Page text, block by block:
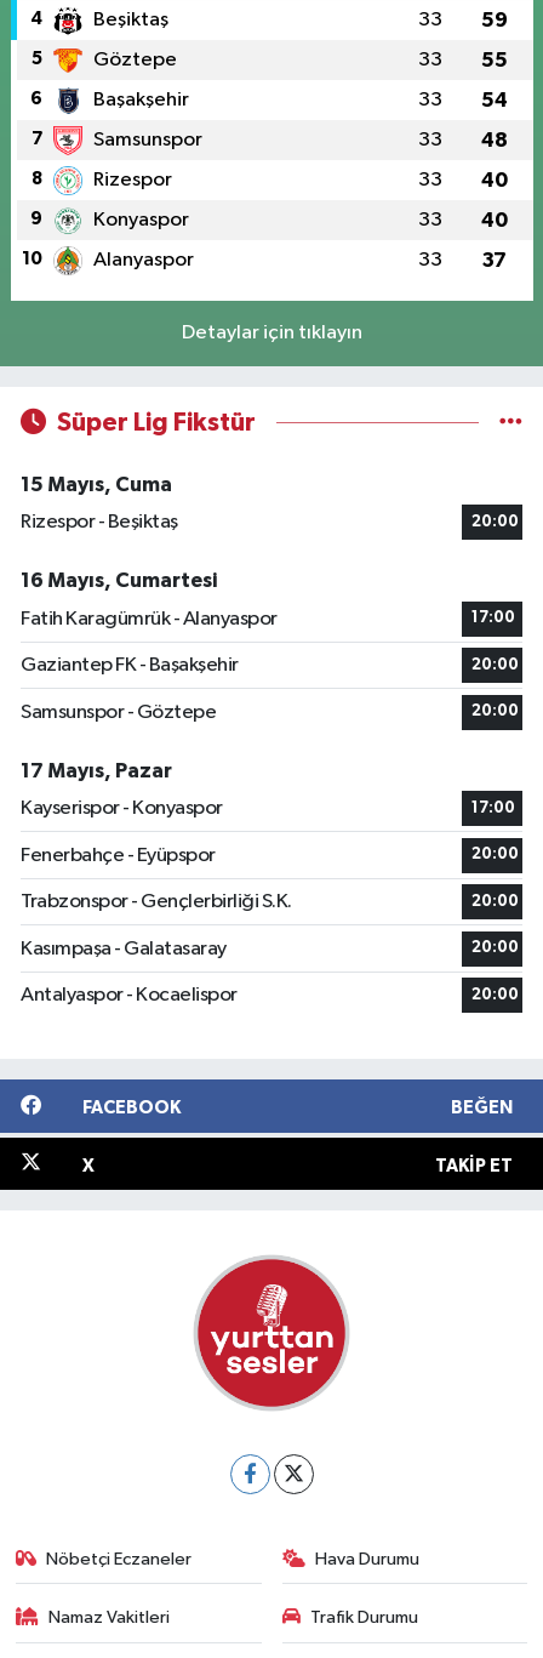
4 Beşiktaş 33 59
5 Göztepe 33 55
6 Başakşehir 33 54
7 Samsunspor 33 48
8 Rizespor 33 40
9 Konyaspor 33 40
10 Alanyaspor 33 37
Detaylar için tıklayın
Süper Lig Fikstür
15 Mayıs, Cuma
Rizespor - Beşiktaş
20:00
16 Mayıs, Cumartesi
Fatih Karagümrük - Alanyaspor
17:00
Gaziantep FK - Başakşehir 20:00
Samsunspor - Göztepe 20:00
17 Mayıs, Pazar
Kayserispor - Konyaspor
17:00
Fenerbahçe - Eyüpspor 20:00
Trabzonspor - Gençlerbirliği S.K. 20:00
Kasımpaşa - Galatasaray 20:00
Antalyaspor - Kocaelispor 20:00
FACEBOOK BEĞEN
X TAKIP ET
Nöbetçi Eczaneler Hava Durumu
Namaz Vakitleri Trafik Durumu